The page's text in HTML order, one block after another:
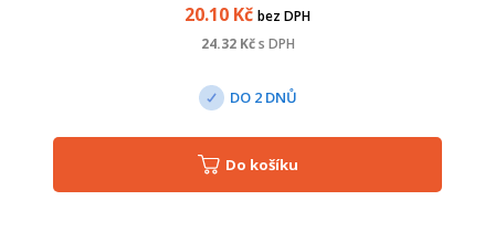
20.10 Kč bez DPH
24.32Kč s DPH
DO 2 DNŮ
Do košíku